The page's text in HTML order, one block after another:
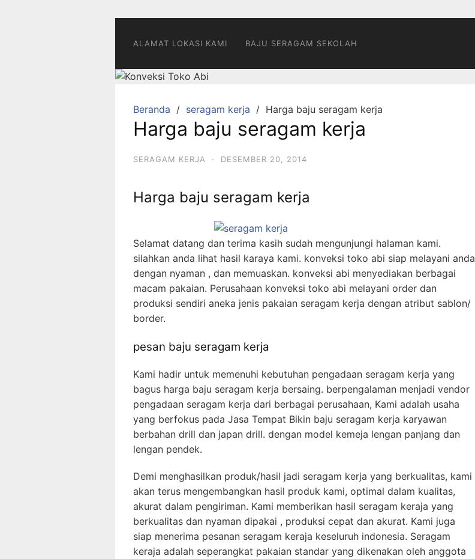
ALAMAT LOKASI KAMI BAJU SERAGAM SEKOLAH
Beranda seragam kerja Harga baju seragam kerja
Harga baju seragam kerja
SERAGAM KERJA · DESEMBER 20, 2014
Harga baju seragam kerja
Selamat datang dan terima kasih sudah mengunjungi halaman kami.
silahkan anda lihat hasil karaya kami. konveksi toko abi siap melayani anda
dengan nyaman , dan memuaskan. konveksi abi menyediakan berbagai
macam pakaian. Perusahaan konveksi toko abi melayani order dan
produksi sendiri aneka jenis pakaian seragam kerja dengan atribut sablon/
border.
pesan baju seragam kerja
Kami hadir untuk memenuhi kebutuhan pengadaan seragam kerja yang
bagus harga baju seragam kerja bersaing. berpengalaman menjadi vendor
pengadaan seragam kerja dari berbagai perusahaan, Kami adalah usaha
yang berfokus pada Jasa Tempat Bikin baju seragam kerja karyawan
berbahan drill dan japan drill. dengan model kemeja lengan panjang dan
lengan pendek.
Demi menghasilkan produk/hasil jadi seragam kerja yang berkualitas, kami
akan terus mengembangkan hasil produk kami, optimal dalam kualitas,
akurat dalam pengiriman. Kami memberikan hasil seragam keraja yang
berkualitas dan nyaman dipakai , produksi cepat dan akurat. Kami juga
siap menerima pesanan seragam keraja keseluruh indonesia. Seragam
keraja adalah seperangkat pakaian standar yang dikenakan oleh anggota